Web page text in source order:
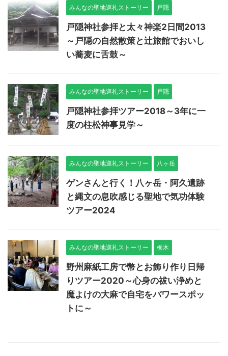
みんなの聖地巡礼ストーリー 戸隠
戸隠神社参拝と太々神楽2日間2013
～戸隠の自然散策と辻旅館でおいし
い蕎麦に舌鼓～
みんなの聖地巡礼ストーリー 戸隠
戸隠神社参拝ツアー2018～3年に一
度の柱松神事見学～
みんなの聖地巡礼ストーリー 八ヶ岳
ゲンさんと行く！八ヶ岳・阿久遺跡
と縄文の息吹感じる聖地で気功体験
ツアー2024
みんなの聖地巡礼ストーリー 栃木
野州麻紙工房で幣とお飾り作り日帰
りツアー2020～心身の祓い浄めと
魔よけの大麻で自宅をパワースポッ
トに～